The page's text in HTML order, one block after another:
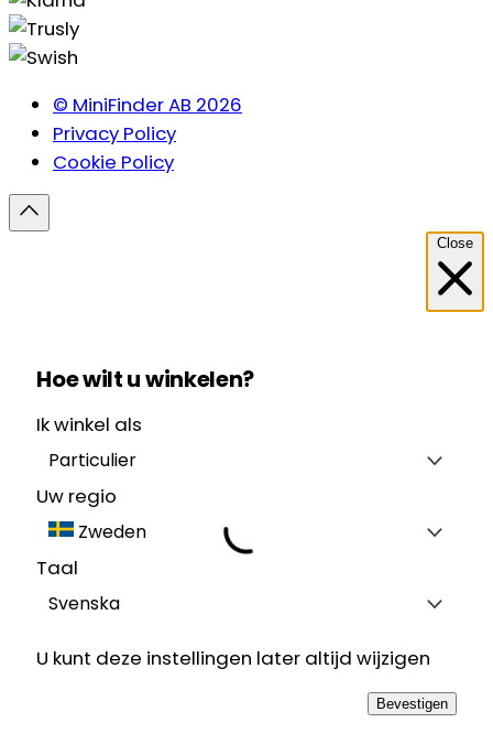
© MiniFinder AB 2026
Privacy Policy
Cookie Policy
Close
Hoe wilt u winkelen?
Ik winkel als
Particulier
Uw regio
Zweden
Taal
Svenska
U kunt deze instellingen later altijd wijzigen
Bevestigen